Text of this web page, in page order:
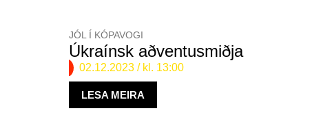
JÓL Í KÓPAVOGI
Úkraínsk aðventusmiðja
02.12.2023 / kl. 13:00
LESA MEIRA